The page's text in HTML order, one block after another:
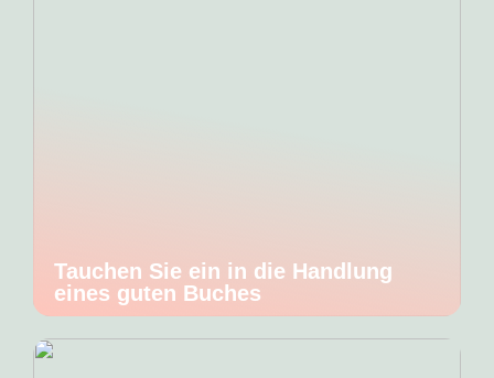
Tauchen Sie ein in die Handlung
eines guten Buches